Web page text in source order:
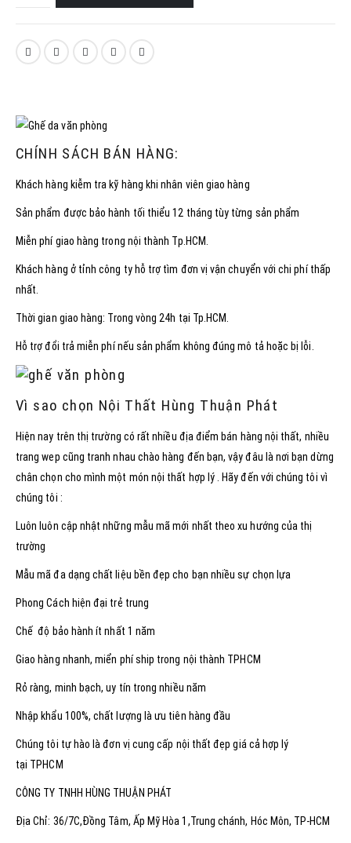
CHÍNH SÁCH BÁN HÀNG:
Khách hàng kiễm tra kỹ hàng khi nhân viên giao hàng
Sản phẩm được bảo hành tối thiểu 12 tháng tùy từng sản phẩm
Miễn phí giao hàng trong nội thành Tp.HCM.
Khách hàng ở tỉnh công ty hỗ trợ tìm đơn vị vận chuyển với chi phí thấp
nhất.
Thời gian giao hàng: Trong vòng 24h tại Tp.HCM.
Hỗ trợ đổi trả miễn phí nếu sản phẩm không đúng mô tả hoặc bị lỗi.
Vì sao chọn Nội Thất Hùng Thuận Phát
Hiện nay trên thị trường có rất nhiều địa điểm bán hàng nội thất, nhiều
trang wep cũng tranh nhau chào hàng đến bạn, vậy đâu là nơi bạn dừng
chân chọn cho mình một món nội thất hợp lý . Hãy đến với chúng tôi vì
chúng tôi :
Luôn luôn cập nhật những mẫu mã mới nhất theo xu hướng của thị
trường
Mẫu mã đa dạng chất liệu bền đẹp cho bạn nhiều sự chọn lựa
Phong Cách hiện đại trẻ trung
Chế độ bảo hành ít nhất 1 năm
Giao hàng nhanh, miển phí ship trong nội thành TPHCM
Rỏ ràng, minh bạch, uy tín trong nhiều năm
Nhập khẩu 100%, chất lượng là ưu tiên hàng đầu
Chúng tôi tự hào là đơn vị cung cấp nội thất đẹp giá cả hợp lý
tại TPHCM
CÔNG TY TNHH HÙNG THUẬN PHÁT
Địa Chỉ: 36/7C,Đồng Tâm, Ấp Mỹ Hòa 1,Trung chánh, Hóc Môn, TP-HCM